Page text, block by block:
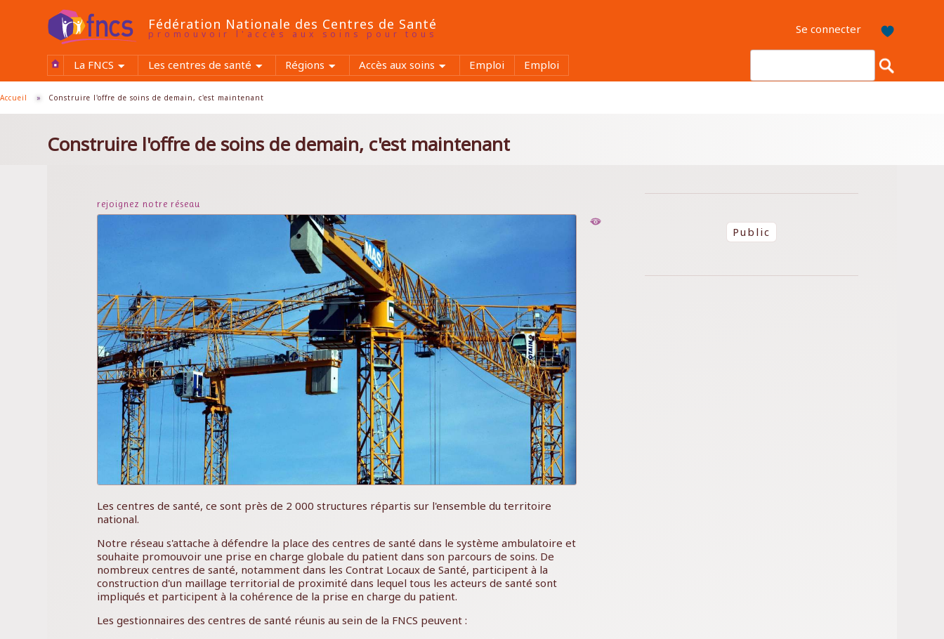
Fédération Nationale des Centres de Santé
promouvoir l'accès aux soins pour tous Se connecter
La FNCS Les centres de santé Régions Accès aux soins Emploi Emploi
Accueil » Construire l'offre de soins de demain, c'est maintenant
Construire l'offre de soins de demain, c'est maintenant
rejoignez notre réseau
Les centres de santé, ce sont près de 2 000 structures répartis sur l'ensemble du territoire
national.
Notre réseau s'attache à défendre la place des centres de santé dans le système ambulatoire et
souhaite promouvoir une prise en charge globale du patient dans son parcours de soins. De
nombreux centres de santé, notamment dans les Contrat Locaux de Santé, participent à la
construction d'un maillage territorial de proximité dans lequel tous les acteurs de santé sont
impliqués et participent à la cohérence de la prise en charge du patient.
Les gestionnaires des centres de santé réunis au sein de la FNCS peuvent :
Public